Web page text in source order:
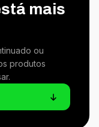
mais
ou
produtos